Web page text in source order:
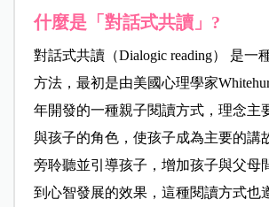
什麼是「對話式共讀」?
對話式共讀（Dialogic reading） 是一
方法，最初是由美國心理學家
年開發的一種親子閱讀方式，理念主
與孩子的角色，使孩子成為主要的講
旁聆聽並引導孩子，增加孩子與父母
到心智發展的效果，這種閱讀方式也